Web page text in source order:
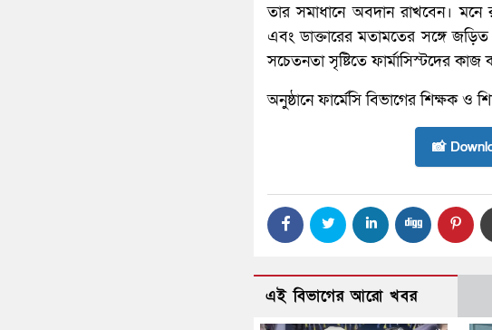
তার সমাধানে অবদান রাখবেন। মনে
এবং ডাক্তারের মতামতের সঙ্গে
সচেতনতা সৃষ্টিতে ফার্মাসিস্টদের
অনুষ্ঠানে ফার্মেসি বিভাগের শিক্ষক ও
📸
এই বিভাগের আরো খবর